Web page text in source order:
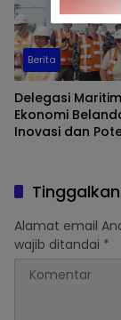
Berita
Delegasi
Ekonomi
Inovasi dan
Alamat email
wajib ditandai *